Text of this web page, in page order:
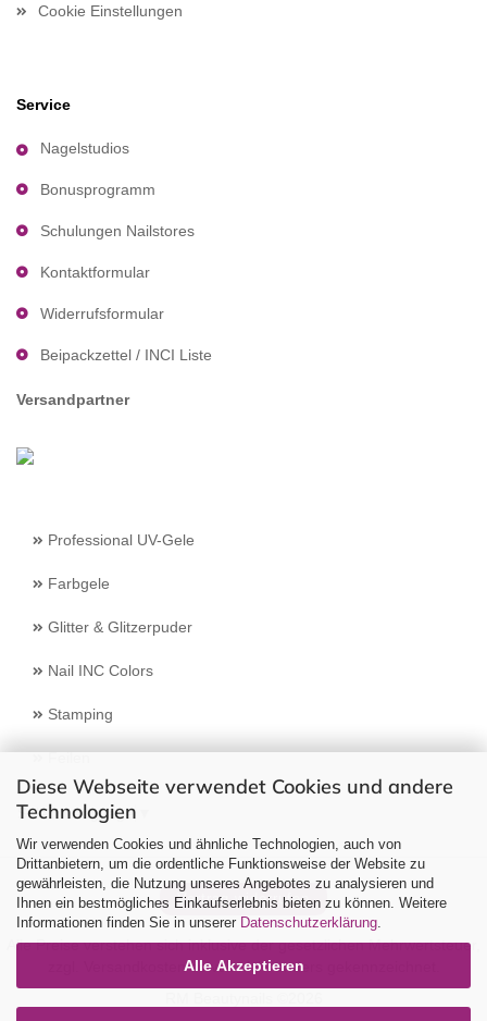
Diese Webseite verwendet Cookies und andere
Technologien
Wir verwenden Cookies und ähnliche Technologien, auch von
Drittanbietern, um die ordentliche Funktionsweise der Website zu
gewährleisten, die Nutzung unseres Angebotes zu analysieren und
Ihnen ein bestmögliches Einkaufserlebnis bieten zu können. Weitere
Informationen finden Sie in unserer Datenschutzerklärung
Alle Akzeptieren
Cookie Einstellungen
Service
Nagelstudios
Bonusprogramm
Schulungen Nailstores
Kontaktformular
Widerrufsformular
Beipackzettel / INCI Liste
Versandpartner
Professional UV-Gele
Farbgele
Glitter & Glitzerpuder
Nail INC Colors
Stamping
Feilen
Select Language
Vertrag widerrufen
Alle Preise verstehen sich inklusive der gesetzlichen Mehrwertsteuer,
Versandkostensoweit nicht anders gekennzeichnet.